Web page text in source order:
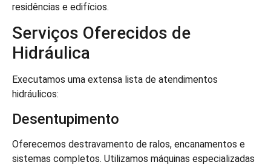
residências e edifícios.
Serviços Oferecidos de
Hidráulica
Executamos uma extensa lista de atendimentos
hidráulicos:
Desentupimento
Oferecemos destravamento de ralos, encanamentos e
sistemas completos. Utilizamos máquinas especializadas